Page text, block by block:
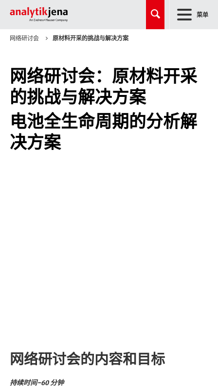
菜单
网络研讨会 原材料开采的挑战与解决方案
网络研讨会：原材料开采
的挑战与解决方案
电池全生命周期的分析解
决方案
网络研讨会的内容和目标
持续时间~60 分钟